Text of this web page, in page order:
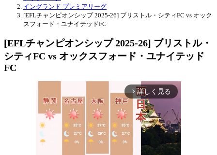
イングランド プレミアリーグ
[EFLチャンピオンシップ 2025-26] ブリストル・シティFC vs オック
スフォード・ユナイテッドFC
[EFLチャンピオンシップ 2025-26] ブリストル・
シティFC vs オックスフォード・ユナイテッド
FC
arrow_forward_ios 詳しく見る